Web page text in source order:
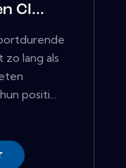
CI...
lang als
positi...